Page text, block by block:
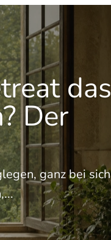
das
Der
ganz bei sich